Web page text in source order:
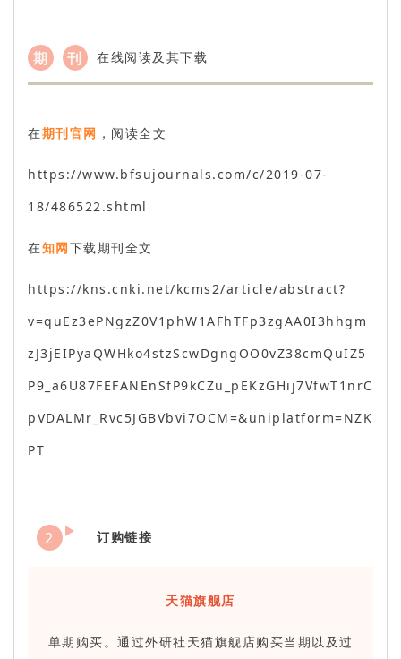
期 刊 在线阅读及其下载
在期刊官网 ，阅读全文
https://www.bfsujournals.com/c/2019-07-
18/486522.shtml
在知网下载期刊全文
https://kns.cnki.net/kcms2/article/abstract?
v=quEz3ePNgzZ0V1phW1AFhTFp3zgAA0I3hhgm
zJ3jEIPyaQWHko4stzScwDgngOO0vZ38cmQuIZ5
P9_a6U87FEFANEnSfP9kCZu_pEKzGHij7VfwT1nrC
pVDALMr_Rvc5JGBVbvi7OCM=&uniplatform=NZK
PT
2 订购链接
天猫旗舰店
单期购买。通过外研社天猫旗舰店购买当期以及过